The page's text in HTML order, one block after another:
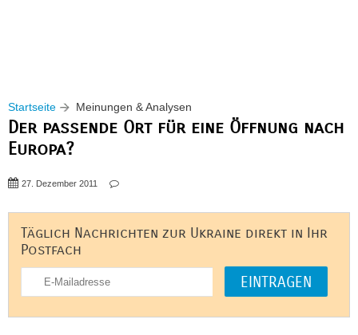
Startseite Meinungen & Analysen
Der passende Ort für eine Öffnung nach
Europa?
27. Dezember 2011
Täglich Nachrichten zur Ukraine direkt in Ihr
Postfach